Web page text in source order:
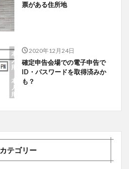
票がある住所地
2020年12月24日
確定申告会場での電子申告で
ID・パスワードを取得済みか
も？
カテゴリー